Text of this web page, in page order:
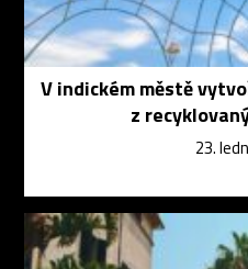
V indickém městě
z
23.